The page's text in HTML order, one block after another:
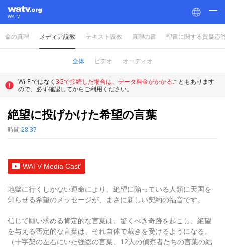
WATV
World Mission Society Church of God
命の真理 メディア説教 テキスト説教 真理の書 聖書に関する質疑応
全体 ビデオ オーディオ
Wi-Fiではなく 3Gで接続した場合は、データ料金がかかることもあります
ので、必ず確認してからご利用ください。
絶望に投げかけた希望の言葉
時間 28:37
‘WATV Media Cast’
地獄に行くしかない運命により、絶望に陥っている人類に天国を
知らせる希望のメッセージが、まさに新しい契約の福音です。
信じて願い求める肯定的な言葉は、驚くべき奇跡を起こし、絶望
を与える否定的な言葉は、それ自体で裁きを受けるようになる。
（十字架の左右にいた強盗の言葉、12人の偵察者たちの言葉の結